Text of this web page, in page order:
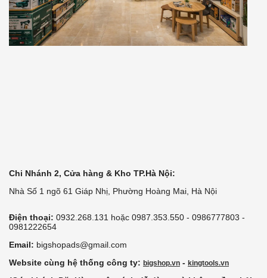
Chi Nhánh 2, Cửa hàng & Kho TP.Hà Nội:
Nhà Số 1 ngõ 61 Giáp Nhị, Phường Hoàng Mai, Hà Nội
Điện thoại: 0932.268.131 hoặc 0987.353.550 - 0986777803 -
0981222654
Email: bigshopads@gmail.com
Website cùng hệ thống công ty: bigshop.vn - kingtools.vn